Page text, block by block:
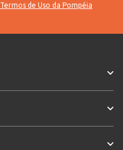
Termos de Uso da Pompéia